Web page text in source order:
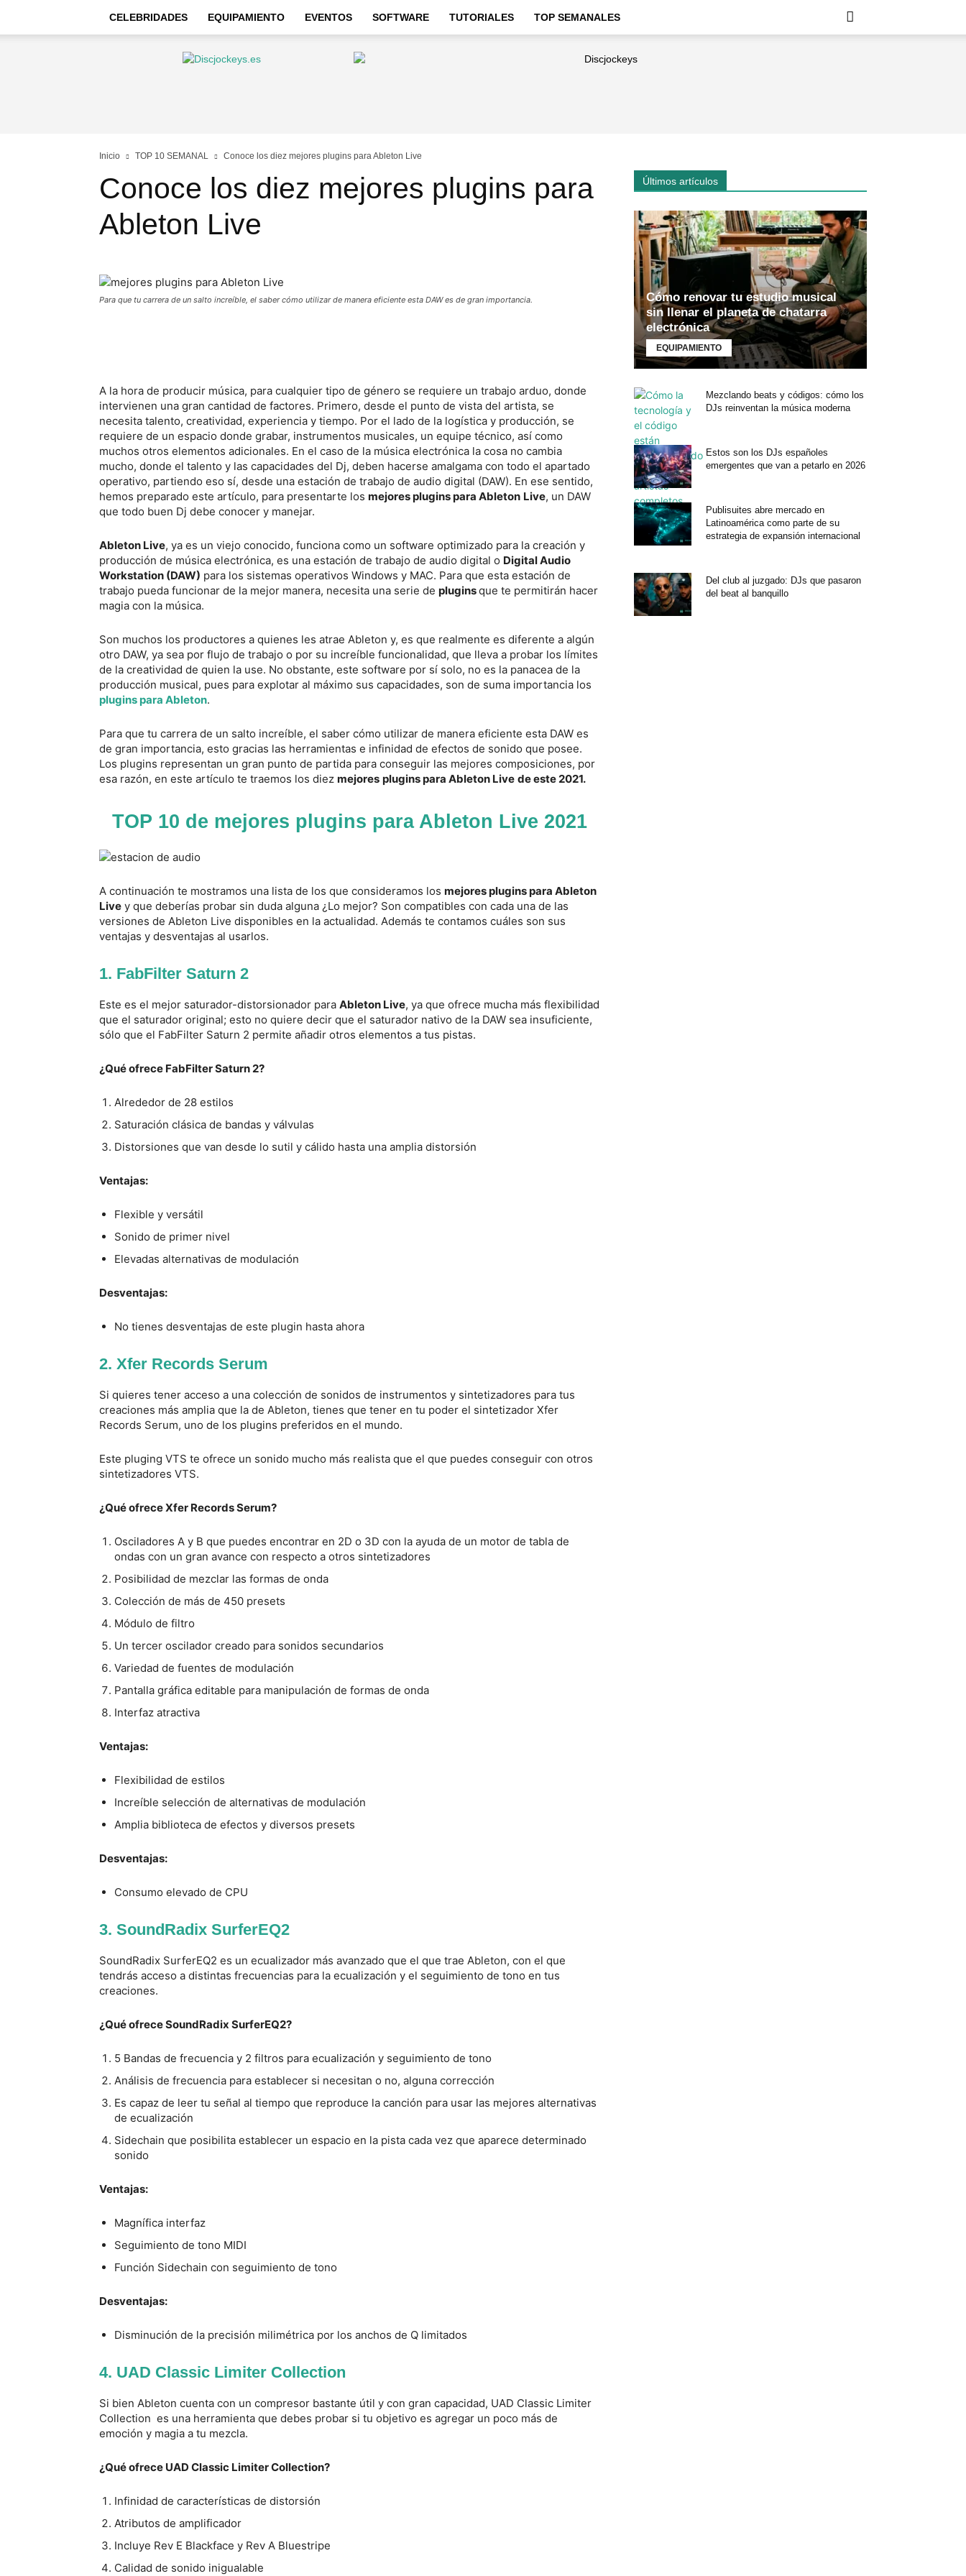
CELEBRIDADES EQUIPAMIENTO EVENTOS SOFTWARE TUTORIALES TOP SEMANALES
Discjockeys
Inicio TOP 10 SEMANAL Conoce los diez mejores plugins para Ableton Live
Conoce los diez mejores plugins para
Ableton Live
Para que tu carrera de un salto increíble, el saber cómo utilizar de manera eficiente esta DAW es de gran importancia.
A la hora de producir música, para cualquier tipo de género se requiere un trabajo arduo, donde
intervienen una gran cantidad de factores. Primero, desde el punto de vista del artista, se
necesita talento, creatividad, experiencia y tiempo. Por el lado de la logística y producción, se
requiere de un espacio donde grabar, instrumentos musicales, un equipe técnico, así como
muchos otros elementos adicionales. En el caso de la música electrónica la cosa no cambia
mucho, donde el talento y las capacidades del Dj, deben hacerse amalgama con todo el apartado
operativo, partiendo eso sí, desde una estación de trabajo de audio digital (DAW). En ese sentido,
hemos preparado este artículo, para presentarte los mejores plugins para Ableton Live, un DAW
que todo buen Dj debe conocer y manejar.
Ableton Live, ya es un viejo conocido, funciona como un software optimizado para la creación y
producción de música electrónica, es una estación de trabajo de audio digital o Digital Audio
Workstation (DAW) para los sistemas operativos Windows y MAC. Para que esta estación de
trabajo pueda funcionar de la mejor manera, necesita una serie de pluginsque te permitirán hacer
magia con la música.
Son muchos los productores a quienes les atrae Ableton y, es que realmente es diferente a algún
otro DAW, ya sea por flujo de trabajo o por su increíble funcionalidad, que lleva a probar los límites
de la creatividad de quien la use. No obstante, este software por sí solo, no es la panacea de la
producción musical, pues para explotar al máximo sus capacidades, son de suma importancia los
plugins para Ableton.
Para que tu carrera de un salto increíble, el saber cómo utilizar de manera eficiente esta DAW es
de gran importancia, esto gracias las herramientas e infinidad de efectos de sonido que posee.
Los plugins representan un gran punto de partida para conseguir las mejores composiciones, por
esa razón, en este artículo te traemos los diez mejores plugins para Ableton Live de este 2021.
TOP 10 de mejores plugins para Ableton Live 2021
A continuación te mostramos una lista de los que consideramos los mejores plugins para Ableton
Live y que deberías probar sin duda alguna ¿Lo mejor? Son compatibles con cada una de las
versiones de Ableton Live disponibles en la actualidad. Además te contamos cuáles son sus
ventajas y desventajas al usarlos.
1. FabFilter Saturn 2
Este es el mejor saturador-distorsionador para Ableton Live, ya que ofrece mucha más flexibilidad
que el saturador original; esto no quiere decir que el saturador nativo de la DAW sea insuficiente,
sólo que el FabFilter Saturn 2 permite añadir otros elementos a tus pistas.
¿Qué ofrece FabFilter Saturn 2?
Alrededor de 28 estilos
Saturación clásica de bandas y válvulas
Distorsiones que van desde lo sutil y cálido hasta una amplia distorsión
Ventajas:
Flexible y versátil
Sonido de primer nivel
Elevadas alternativas de modulación
Desventajas:
No tienes desventajas de este plugin hasta ahora
2. Xfer Records Serum
Si quieres tener acceso a una colección de sonidos de instrumentos y sintetizadores para tus
creaciones más amplia que la de Ableton, tienes que tener en tu poder el sintetizador Xfer
Records Serum, uno de los plugins preferidos en el mundo.
Este pluging VTS te ofrece un sonido mucho más realista que el que puedes conseguir con otros
sintetizadores VTS.
¿Qué ofrece Xfer Records Serum?
Osciladores A y B que puedes encontrar en 2D o 3D con la ayuda de un motor de tabla de
ondas con un gran avance con respecto a otros sintetizadores
Posibilidad de mezclar las formas de onda
Colección de más de 450 presets
Módulo de filtro
Un tercer oscilador creado para sonidos secundarios
Variedad de fuentes de modulación
Pantalla gráfica editable para manipulación de formas de onda
Interfaz atractiva
Ventajas:
Flexibilidad de estilos
Increíble selección de alternativas de modulación
Amplia biblioteca de efectos y diversos presets
Desventajas:
Consumo elevado de CPU
3. SoundRadix SurferEQ2
SoundRadix SurferEQ2 es un ecualizador más avanzado que el que trae Ableton, con el que
tendrás acceso a distintas frecuencias para la ecualización y el seguimiento de tono en tus
creaciones.
¿Qué ofrece SoundRadix SurferEQ2?
5 Bandas de frecuencia y 2 filtros para ecualización y seguimiento de tono
Análisis de frecuencia para establecer si necesitan o no, alguna corrección
Es capaz de leer tu señal al tiempo que reproduce la canción para usar las mejores alternativas
de ecualización
Sidechain que posibilita establecer un espacio en la pista cada vez que aparece determinado
sonido
Ventajas:
Magnífica interfaz
Seguimiento de tono MIDI
Función Sidechain con seguimiento de tono
Desventajas:
Disminución de la precisión milimétrica por los anchos de Q limitados
4. UAD Classic Limiter Collection
Si bien Ableton cuenta con un compresor bastante útil y con gran capacidad, UAD Classic Limiter
Collection es una herramienta que debes probar si tu objetivo es agregar un poco más de
emoción y magia a tu mezcla.
¿Qué ofrece UAD Classic Limiter Collection?
Infinidad de características de distorsión
Atributos de amplificador
Incluye Rev E Blackface y Rev A Bluestripe
Calidad de sonido inigualable
Últimos artículos
Cómo renovar tu estudio musical
sin llenar el planeta de chatarra
electrónica
EQUIPAMIENTO
Mezclando beats y códigos: cómo los
DJs reinventan la música moderna
Estos son los DJs españoles
emergentes que van a petarlo en 2026
Publisuites abre mercado en
Latinoamérica como parte de su
estrategia de expansión internacional
Del club al juzgado: DJs que pasaron
del beat al banquillo